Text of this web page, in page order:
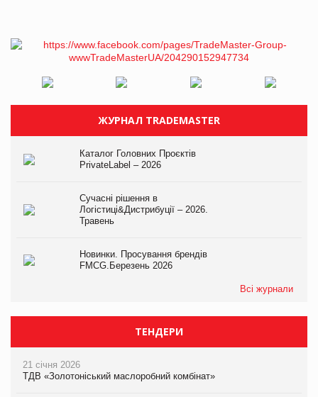
ЖУРНАЛ TRADEMASTER
Каталог Головних Проєктів
PrivateLabel – 2026
Сучасні рішення в
Логістиці&Дистрибуції – 2026.
Травень
Новинки. Просування брендів
FMCG.Березень 2026
Всі журнали
ТЕНДЕРИ
21 січня 2026
ТДВ «Золотоніський маслоробний комбінат»